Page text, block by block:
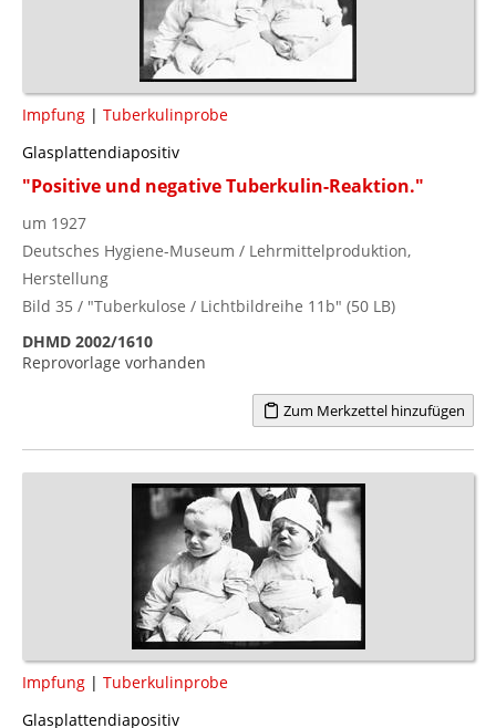
Impfung | Tuberkulinprobe
Glasplattendiapositiv
"Positive und negative Tuberkulin-Reaktion."
um 1927
Deutsches Hygiene-Museum / Lehrmittelproduktion,
Herstellung
Bild 35 / "Tuberkulose / Lichtbildreihe 11b" (50 LB)
DHMD 2002/1610
Reprovorlage vorhanden
Zum Merkzettel hinzufügen
Impfung | Tuberkulinprobe
Glasplattendiapositiv